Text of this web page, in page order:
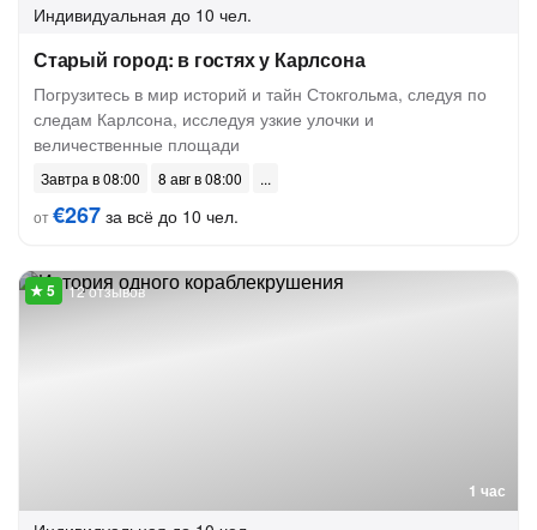
Индивидуальная до 10 чел.
Старый город: в гостях у Карлсона
Погрузитесь в мир историй и тайн Стокгольма, следуя по
следам Карлсона, исследуя узкие улочки и
величественные площади
Завтра в 08:00
8 авг в 08:00
от€267 за всё до 10 чел.
1 час
12 отзывов